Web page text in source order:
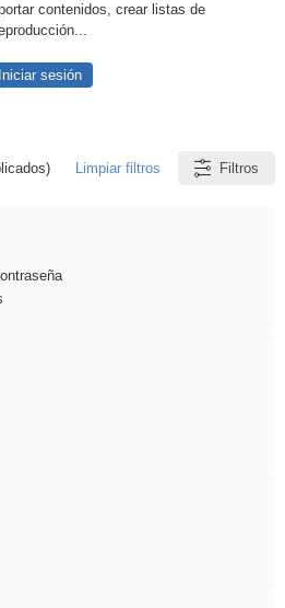
contenidos, crear listas de
Iniciar sesión
Limpiar filtros Filtros